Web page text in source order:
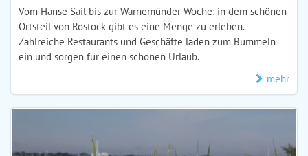
Vom Hanse Sail bis zur Warnemünder Woche: in dem schönen
Ortsteil von Rostock gibt es eine Menge zu erleben.
Zahlreiche Restaurants und Geschäfte laden zum Bummeln
ein und sorgen für einen schönen Urlaub.
mehr